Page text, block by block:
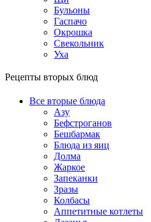
Бульоны
Гаспачо
Окрошка
Свекольник
Уха
Рецепты вторых блюд
Все вторые блюда
Азу
Бефстроганов
Бешбармак
Блюда из яиц
Долма
Жаркое
Запеканки
Зразы
Колбасы
Аппетитные котлеты